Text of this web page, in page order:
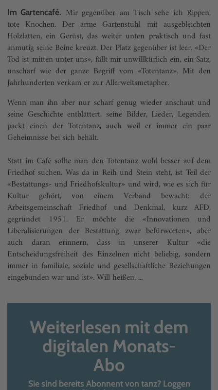
Im Gartencafé. Mir gegenüber am Tisch sehe ich Rippen,
tote Knochen. Der arme Gartenstuhl mit ausgebleichten
Holzlatten, ein Gerüst, das weiter unten praktisch und fast
anmutig seine Beine kreuzt. Der Platz gegenüber ist leer. «Der
Tod ist mitten unter uns», fällt mir unwillkürlich ein, ein Satz,
unscharf wie der ganze Begriff vom «Totentanz». Mit den
Jahrhunderten verkam er zur Allerweltsmetapher.
Wenn man ihn aber nur scharf genug wieder anschaut und
seine Geschichte entblättert, seine Bilder, Lieder, Legenden,
packt einen der Totentanz, auch weil er immer ein paar
Geheimnisse bei sich behält.
Statt im Café sollte man den Totentanz wohl besser auf dem
Friedhof suchen. Was da in Reih und Stein steht, ist Teil der
«Bestattungs- und Friedhofskultur» und wird, wie es sich für
Kultur gehört, von einem Verband bewacht: der
Arbeitsgemeinschaft Friedhof und Denkmal, kurz AFD,
gegründet 1951. Er möchte die «Innovationen und
Liberalisierungen der Bestattung zwar befürworten», aber
auch daran erinnern, dass in unserer Kultur «die
Entscheidungsfreiheit des Einzelnen nicht beliebig, sondern
immer in familiale, soziale und gesellschaftliche Beziehungen
eingebunden war und ist». Will heißen, ...
Weiterlesen mit dem
digitalen Monats-
Abo
Sie sind bereits Abonnent von tanz? Loggen